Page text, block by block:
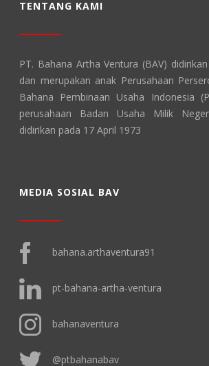
TENTANG KAMI
PT. Bahana Artha Ventura (BAV)
dan merupakan anak Perusahaan
Bahana Pembinaan Usaha Indonesia
perusahaan Badan Usaha Milik
didirikan pada 17 April 1973
MEDIA SOSIAL BAV
bahana.arthaventura91
pt-bahana-artha-ventura
bahanaventura
@ptbahanabav